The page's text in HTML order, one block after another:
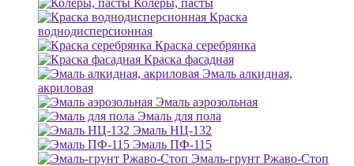
Колеры, пасты
Краска
воднодисперсионная
Краска серебрянка
Краска фасадная
Эмаль алкидная,
акриловая
Эмаль аэрозольная
Эмаль для пола
Эмаль НЦ-132
Эмаль ПФ-115
Эмаль-грунт Ржаво-Стоп